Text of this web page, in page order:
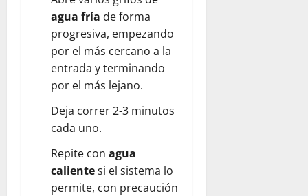
agua fría de forma
progresiva, empezando
por el más cercano a la
entrada y terminando
por el más lejano.
Deja correr 2-3 minutos
cada uno.
Repite con agua
calientesi el sistema lo
permite, con precaución